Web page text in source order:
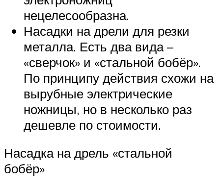
нецелесообразна.
Насадки на дрели для резки
металла. Есть два вида –
«сверчок» и «стальной бобёр».
По принципу действия схожи на
вырубные электрические
ножницы, но в несколько раз
дешевле по стоимости.
Насадка на дрель «стальной
бобёр»